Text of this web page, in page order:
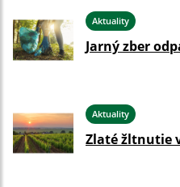
Aktuality
Jarný zber
Aktuality
Zlaté žltnutie